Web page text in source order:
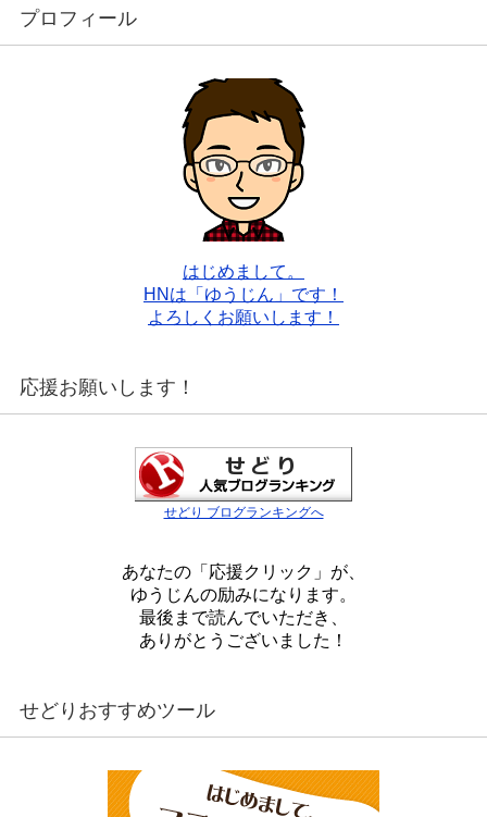
プロフィール
はじめまして。
HNは「ゆうじん」です！
よろしくお願いします！
応援お願いします！
せどり ブログランキングへ
あなたの「応援クリック」が、
ゆうじんの励みになります。
最後まで読んでいただき、
ありがとうございました！
せどりおすすめツール